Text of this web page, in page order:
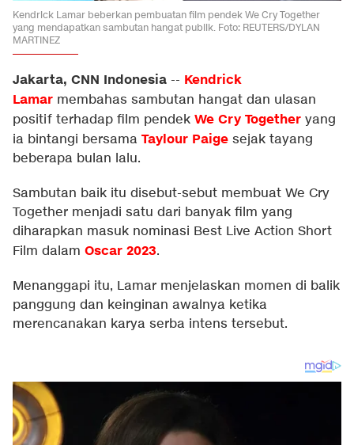
Kendrick Lamar beberkan pembuatan film pendek We Cry Together
yang mendapatkan sambutan hangat publik. Foto: REUTERS/DYLAN
MARTINEZ
Jakarta, CNN Indonesia -- Kendrick
Lamar membahas sambutan hangat dan ulasan
positif terhadap film pendek We Cry Together yang
ia bintangi bersama Taylour Paige sejak tayang
beberapa bulan lalu.
Sambutan baik itu disebut-sebut membuat We Cry
Together menjadi satu dari banyak film yang
diharapkan masuk nominasi Best Live Action Short
Film dalam Oscar 2023.
Menanggapi itu, Lamar menjelaskan momen di balik
panggung dan keinginan awalnya ketika
merencanakan karya serba intens tersebut.